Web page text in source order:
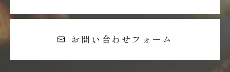
お問い合わせフォーム